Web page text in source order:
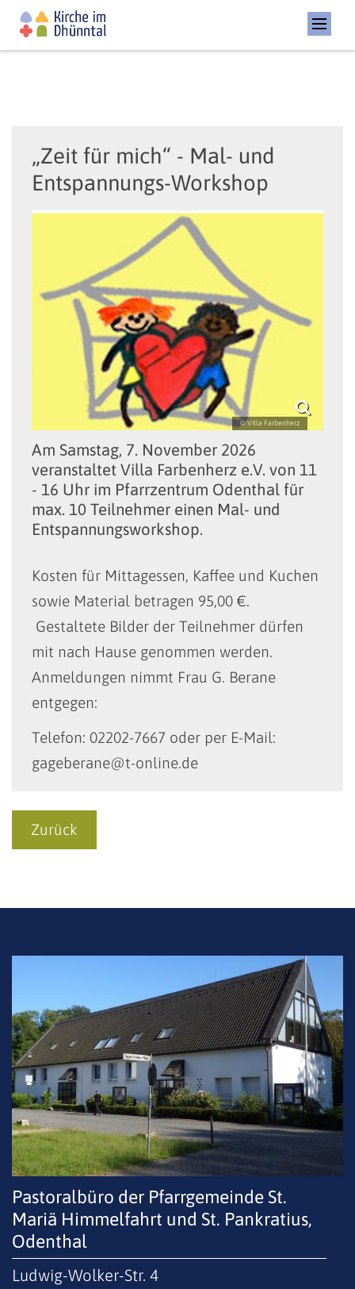
„Zeit für mich“ - Mal- und
Entspannungs-Workshop
© Villa Farbenherz
Am Samstag, 7. November 2026
veranstaltet Villa Farbenherz e.V. von 11
- 16 Uhr im Pfarrzentrum Odenthal für
max. 10 Teilnehmer einen Mal- und
Entspannungsworkshop.
Kosten für Mittagessen, Kaffee und Kuchen
sowie Material betragen 95,00 €.
Gestaltete Bilder der Teilnehmer dürfen
mit nach Hause genommen werden.
Anmeldungen nimmt Frau G. Berane
entgegen:
Telefon: 02202-7667 oder per E-Mail:
gageberane@t-online.de
Zurück
Pastoralbüro der Pfarrgemeinde St.
Mariä Himmelfahrt und St. Pankratius,
Odenthal
Ludwig-Wolker-Str. 4